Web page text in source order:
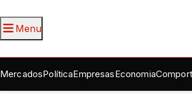
Menu
MercadosPolíticaEmpresasEconomia